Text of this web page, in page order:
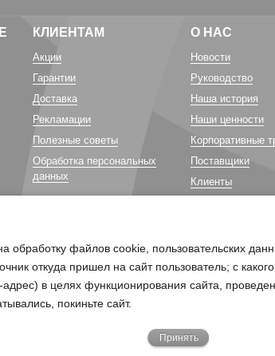
КЛИЕНТАМ
Акции
Гарантии
Доставка
Рекламации
Полезные советы
Обработка персональных
данных
О НАС
Новости
Руководство
Наша история
Наши ценности
Корпоративные
Поставщики
Клиенты
отправить письмо на электронную почту
обработку файлов cookie, пользовательских
откуда пришел на сайт пользователь; с
в целях функционирования сайта,
покиньте сайт.
Принять